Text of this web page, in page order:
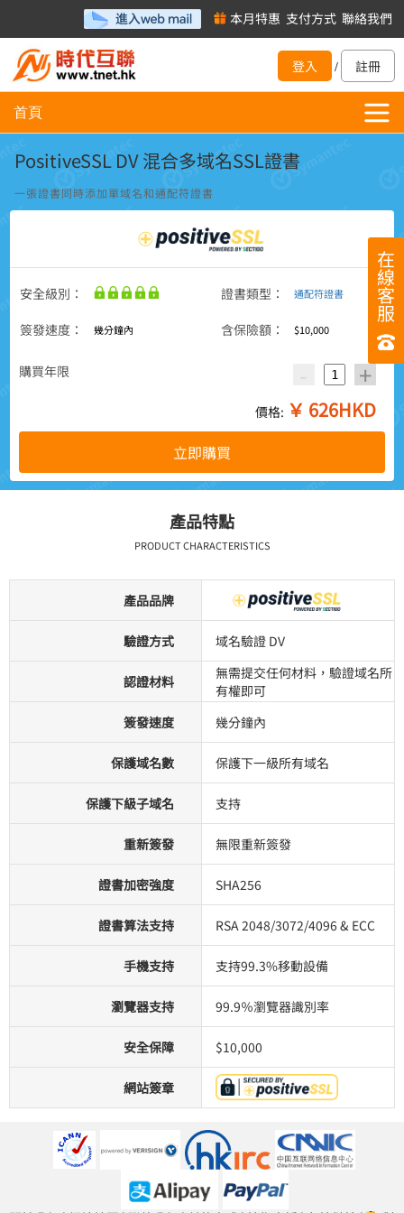
本月特惠 支付方式 聯絡我們
登入 / 註冊
在
線
客
服
首頁
PositiveSSL DV 混合多域名SSL證書
一張證書同時添加單域名和通配符證書
安全級別： 證書類型： 通配符證書
簽發速度： 幾分鐘內 含保險額： $10,000
購買年限 - +
價格: ￥ 626HKD
立即購買
產品特點
PRODUCT CHARACTERISTICS
產品品牌
驗證方式 域名驗證 DV
認證材料
無需提交任何材料，驗證域名所
有權即可
簽發速度
幾分鐘內
保護域名數 保護下一級所有域名
保護下級子域名 支持
重新簽發 無限重新簽發
證書加密強度 SHA256
證書算法支持 RSA 2048/3072/4096 & ECC
手機支持 支持99.3%移動設備
瀏覽器支持 99.9％瀏覽器識別率
安全保障 $10,000
網站簽章